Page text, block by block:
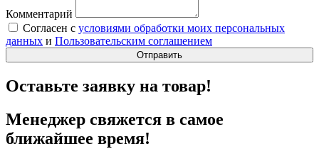
Комментарий
Согласен с условиями обработки моих персональных
данных и Пользовательским соглашением
Отправить
Оставьте заявку на товар!
Менеджер свяжется в самое
ближайшее время!